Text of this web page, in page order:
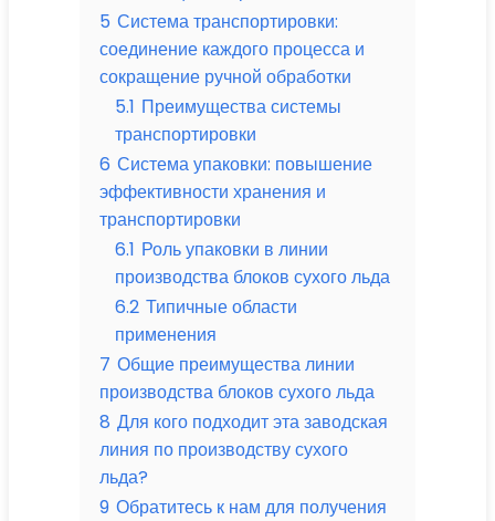
5 Система транспортировки:
соединение каждого процесса и
сокращение ручной обработки
5.1 Преимущества системы
транспортировки
6 Система упаковки: повышение
эффективности хранения и
транспортировки
6.1 Роль упаковки в линии
производства блоков сухого льда
6.2 Типичные области
применения
7 Общие преимущества линии
производства блоков сухого льда
8 Для кого подходит эта заводская
линия по производству сухого
льда?
9 Обратитесь к нам для получения